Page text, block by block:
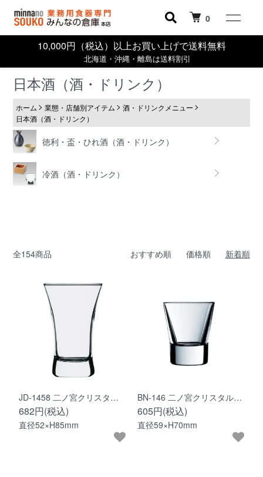
0
10,000円（税込）以上お買い上げで送料無料
北海道・沖縄・離島は送料割引
日本酒（酒・ドリンク）
ホーム 業態・店舗別アイテム
酒・ドリンクメニュー
日本酒（酒・ドリンク）
グループ一覧徳利・盃・ひれ酒（酒・ドリンク）
冷酒（酒・ドリンク）
全154商品 おすすめ順 価格順 新着順
JD-1458 二ノ宮クリスタ…
682円(税込)
直径52×H85mm
BN-146 二ノ宮クリスタル…
605円(税込)
直径59×H70mm